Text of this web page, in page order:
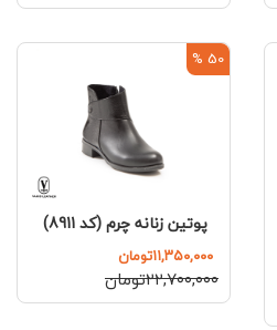
50 %
پوتین زنانه چرم (کد 8911)
۱۱,۳۵۰,۰۰۰تومان
۲۲,۷۰۰,۰۰۰تومان